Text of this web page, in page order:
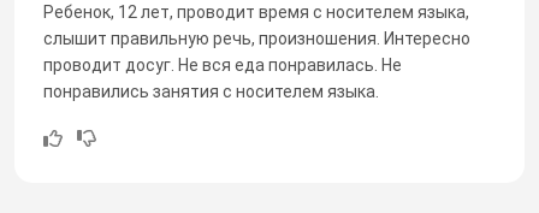
Ребенок, 12 лет, проводит время с носителем языка,
слышит правильную речь, произношения. Интересно
проводит досуг. Не вся еда понравилась. Не
понравились занятия с носителем языка.